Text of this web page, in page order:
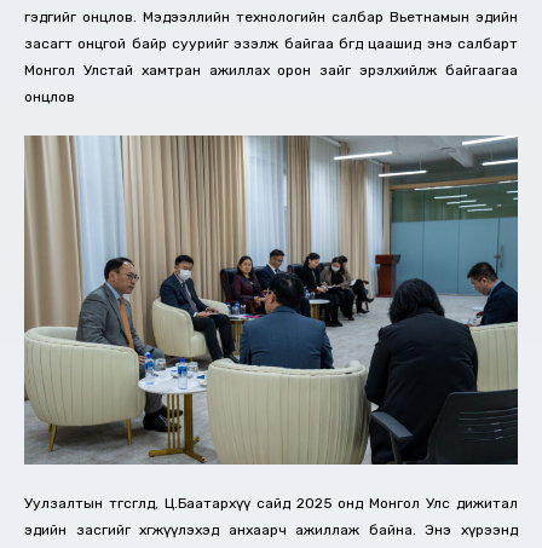
гэдгийг онцлов. Мэдээллийн технологийн салбар Вьетнамын эдийн
засагт онцгой байр суурийг эзэлж байгаа бөгөөд цаашид энэ салбарт
Монгол Улстай хамтран ажиллах орон зайг эрэлхийлж байгаагаа
онцлов
Уулзалтын төгсгөлд, Ц.Баатархүү сайд 2025 онд Монгол Улс дижитал
эдийн засгийг хөгжүүлэхэд анхаарч ажиллаж байна. Энэ хүрээнд